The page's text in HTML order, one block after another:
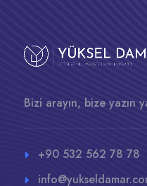
Bizi arayın, bize yazın
+90 532 562 78 78